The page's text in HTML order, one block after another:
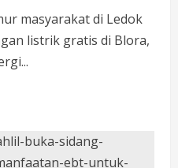
masyarakat di Ledok
listrik gratis di Blora,